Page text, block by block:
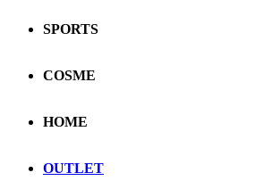
SPORTS
COSME
HOME
OUTLET